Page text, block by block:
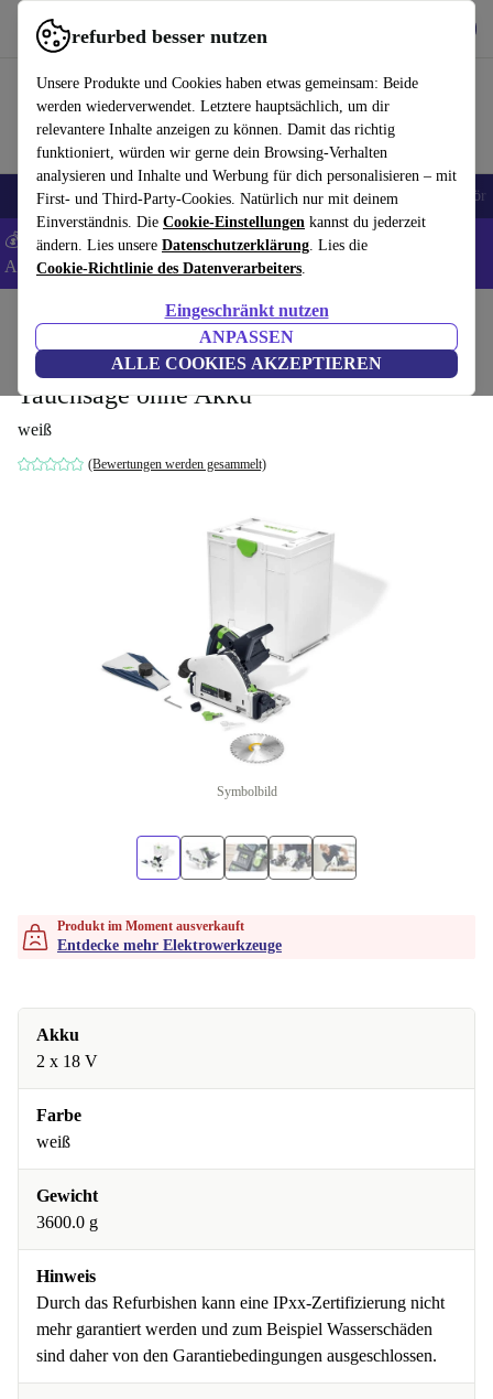
refurbed besser nutzen
Unsere Produkte und Cookies haben etwas gemeinsam: Beide
werden wiederverwendet. Letztere hauptsächlich, um dir
relevantere Inhalte anzeigen zu können. Damit das richtig
funktioniert, würden wir gerne dein Browsing-Verhalten
analysieren und Inhalte und Werbung für dich personalisieren – mit
First- und Third-Party-Cookies. Natürlich nur mit deinem
Einverständnis. Die Cookie-Einstellungen kannst du jederzeit
ändern. Lies unsere Datenschutzerklärung. Lies die
Cookie-Richtlinie des Datenverarbeiters.
Eingeschränkt nutzen
ANPASSEN
ALLE COOKIES AKZEPTIEREN
refurbed schnell und einfach nutzen
🎒 Back to school Handys Laptops Tablets Smartwatches Zubehör
💰 Extra -5% auf Samsung- und Google-Smartphones - Code:
ANDROID5 -AGB
Elektrowerkzeuge
Festool TSC 55 KEB-Basic Akku-
Tauchsäge ohne Akku
weiß
(Bewertungen werden gesammelt)
Symbolbild
Produkt im Moment ausverkauft
Entdecke mehr Elektrowerkzeuge
Akku
2 x 18 V
Farbe
weiß
Gewicht
3600.0 g
Hinweis
Durch das Refurbishen kann eine IPxx-Zertifizierung nicht
mehr garantiert werden und zum Beispiel Wasserschäden
sind daher von den Garantiebedingungen ausgeschlossen.